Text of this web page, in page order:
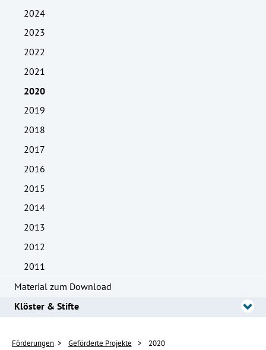
2024
2023
2022
2021
2020
2019
2018
2017
2016
2015
2014
2013
2012
2011
Material zum Download
Klöster & Stifte
Förderungen Geförderte Projekte 2020